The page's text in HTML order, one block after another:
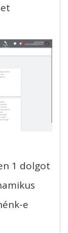
1 dolgot
e